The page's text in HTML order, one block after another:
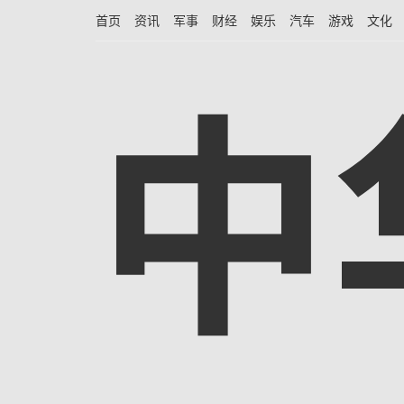
首页 资讯 军事 财经 娱乐 汽车 游戏 文化